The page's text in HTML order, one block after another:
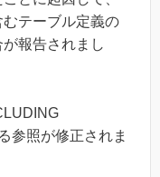
テーブル定義の
報告されまし
参照が修正されま